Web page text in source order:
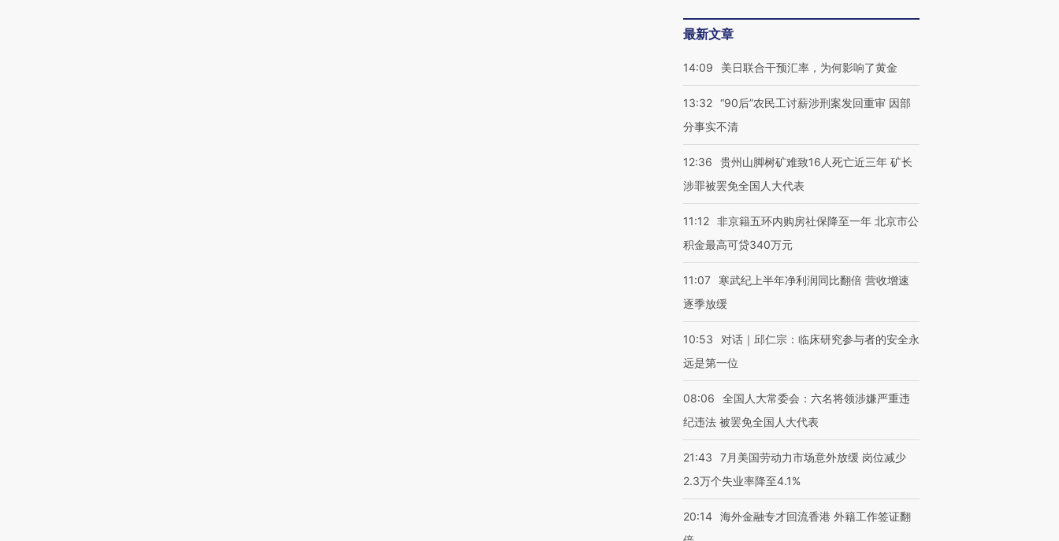
最新文章
14:09 美日联合干预汇率，为何影响了黄金
13:32 “90后”农民工讨薪涉刑案发回重审 因部
分事实不清
12:36
贵州山脚树矿难致16人死亡近三年 矿长
涉罪被罢免全国人大代表
11:12 非京籍五环内购房社保降至一年 北京市公
积金最高可贷340万元
11:07
寒武纪上半年净利润同比翻倍 营收增速
逐季放缓
10:53
对话｜邱仁宗：临床研究参与者的安全永
远是第一位
08:06
全国人大常委会：六名将领涉嫌严重违
纪违法 被罢免全国人大代表
21:43
7月美国劳动力市场意外放缓 岗位减少
2.3万个失业率降至4.1%
20:14 海外金融专才回流香港 外籍工作签证翻